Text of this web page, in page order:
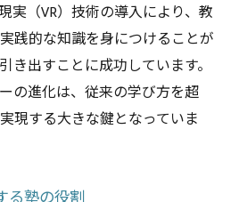
実（VR）技術の導入により、教
践的な知識を身につけることが
き出すことに成功しています。
の進化は、従来の学び方を超
現する大きな鍵となっていま